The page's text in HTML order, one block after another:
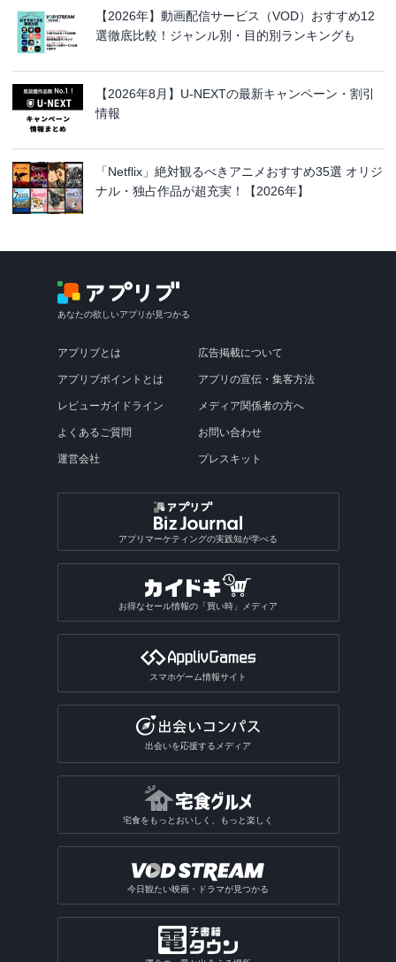
【2026年】動画配信サービス（VOD）おすすめ12
選徹底比較！ジャンル別・目的別ランキングも
【2026年8月】U-NEXTの最新キャンペーン・割引
情報
「Netflix」絶対観るべきアニメおすすめ35選 オリジ
ナル・独占作品が超充実！【2026年】
あなたの欲しいアプリが見つかる
アプリブとは
アプリブポイントとは
レビューガイドライン
よくあるご質問
運営会社
広告掲載について
アプリの宣伝・集客方法
メディア関係者の方へ
お問い合わせ
プレスキット
アプリマーケティングの実践知が学べる
お得なセール情報の「買い時」メディア
スマホゲーム情報サイト
出会いを応援するメディア
宅食をもっとおいしく、もっと楽しく
今日観たい映画・ドラマが見つかる